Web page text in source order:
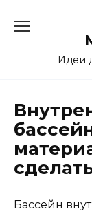
Идеи
Бассейн